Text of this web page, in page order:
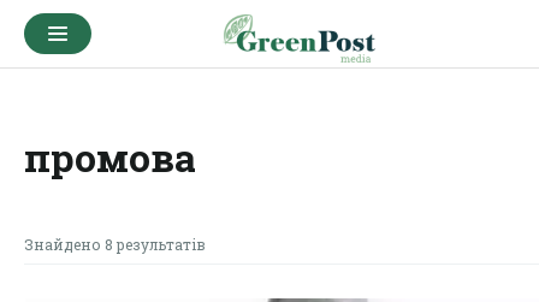
промова
Знайдено 8 результатів